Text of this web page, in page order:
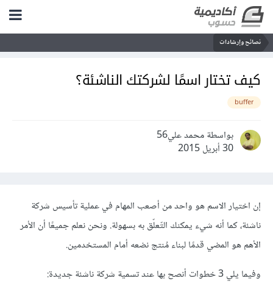
نصائح وإرشادات
كيف تختار اسمًا لشركتك الناشئة؟
buffer
بواسطة محمد علي56
30 أبريل 2015
إن اختيار الاسم هو واحد من أصعب المهام في عملية تأسيس شركة
ناشئة، كما أنه شيء يمكنك التّعلّق به بسهولة. ونحن نعلم جميعًا أن الأمر
الأهم هو المضي قدمًا لبناء مُنتج نضعه أمام المستخدمين.
وفيما يلي 3 خطوات أنصح بها عند تسمية شركة ناشئة جديدة: